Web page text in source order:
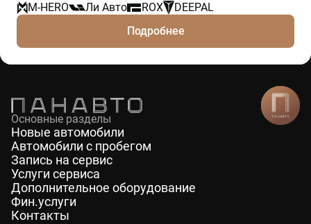
M-HERO
Ли Авто ROX
DEEPAL
Подробнее
Основные разделы
Новые автомобили
Автомобили с пробегом
Запись на сервис
Услуги сервиса
Дополнительное оборудование
Фин.услуги
Контакты